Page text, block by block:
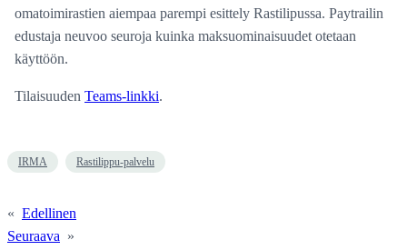
omatoimirastien aiempaa parempi esittely Rastilipussa. Paytrailin
edustaja neuvoo seuroja kuinka maksuominaisuudet otetaan
käyttöön.
Tilaisuuden Teams-linkki.
IRMA Rastilippu-palvelu
« Edellinen
Seuraava »